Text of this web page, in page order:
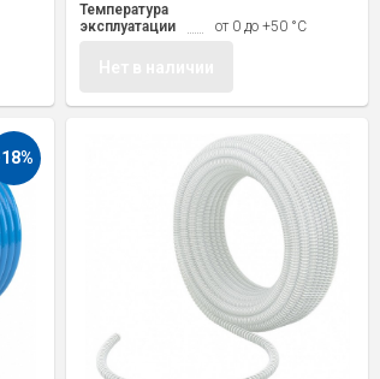
Температура
эксплуатации
от 0 до +50 °С